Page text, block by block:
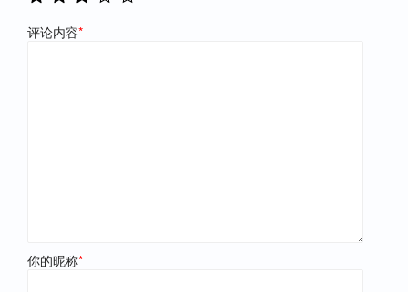
评论内容*
你的昵称*